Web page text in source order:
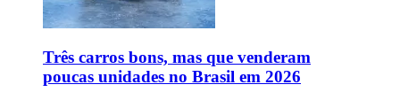
Três carros bons, mas que venderam
poucas unidades no Brasil em 2026